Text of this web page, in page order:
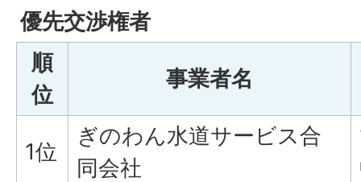
優先交渉権者
順
位
事業者名
1位
ぎのわん水道サービス合
同会社